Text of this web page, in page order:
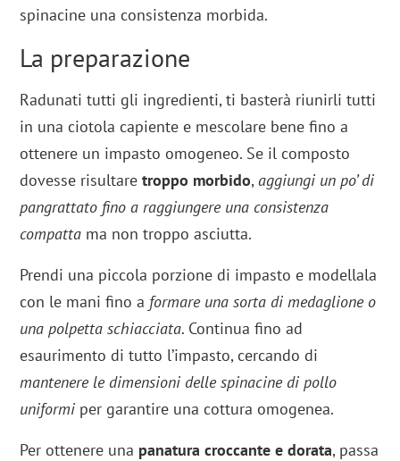
spinacine una consistenza morbida.
La preparazione
Radunati tutti gli ingredienti, ti basterà riunirli tutti
in una ciotola capiente e mescolare bene fino a
ottenere un impasto omogeneo. Se il composto
dovesse risultaretroppo morbido,aggiungi un po’ di
pangrattato fino a raggiungere una consistenza
compatta ma non troppo asciutta.
Prendi una piccola porzione di impasto e modellala
con le mani fino a formare una sorta di medaglione o
una polpetta schiacciata. Continua fino ad
esaurimento di tutto l’impasto, cercando di
mantenere le dimensioni delle spinacine di pollo
uniformi per garantire una cottura omogenea.
Per ottenere una panatura croccante e dorata, passa